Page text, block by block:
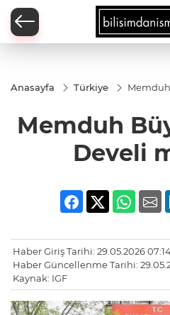
Anasayfa Türkiye
Memduh
Memduh
Develi
Haber Giriş Tarihi: 29.05.2026
Haber Güncellenme Tarihi:
Kaynak: IGF